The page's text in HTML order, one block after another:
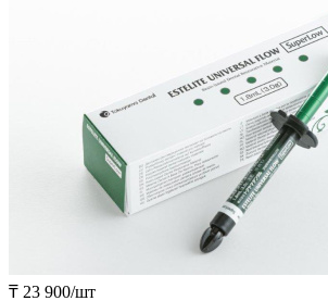
₸ 23 900/шт